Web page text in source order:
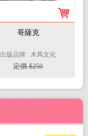
哥薩克
出版品牌 : 木馬文化
定價 $250